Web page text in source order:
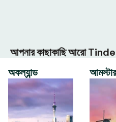
আপনার কাছাকাছি আরো Tinder
অকল্যান্ড